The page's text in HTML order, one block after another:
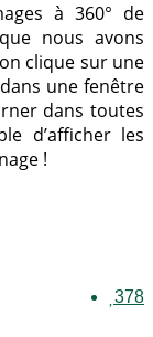
à 360° de
nous avons
clique sur une
une fenêtre
dans toutes
d’afficher les
!
378